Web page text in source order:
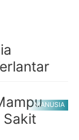
MANUSIA